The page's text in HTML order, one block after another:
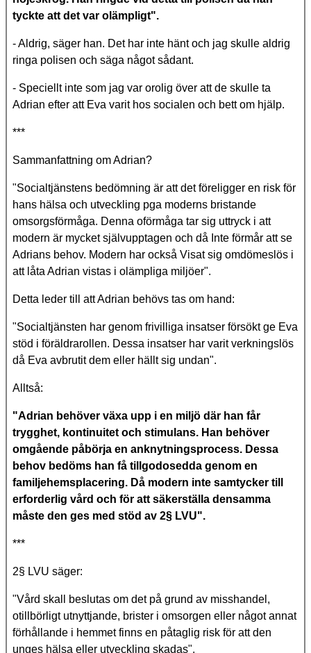
tyckte att det var olämpligt".
- Aldrig, säger han. Det har inte hänt och jag skulle aldrig
ringa polisen och säga något sådant.
- Speciellt inte som jag var orolig över att de skulle ta
Adrian efter att Eva varit hos socialen och bett om hjälp.
***
Sammanfattning om Adrian?
"Socialtjänstens bedömning är att det föreligger en risk för
hans hälsa och utveckling pga moderns bristande
omsorgsförmåga. Denna oförmåga tar sig uttryck i att
modern är mycket självupptagen och då Inte förmår att se
Adrians behov. Modern har också Visat sig omdömeslös i
att låta Adrian vistas i olämpliga miljöer".
Detta leder till att Adrian behövs tas om hand:
"Socialtjänsten har genom frivilliga insatser försökt ge Eva
stöd i föräldrarollen. Dessa insatser har varit verkningslös
då Eva avbrutit dem eller hällt sig undan".
Alltså:
"Adrian behöver växa upp i en miljö där han får
trygghet, kontinuitet och stimulans. Han behöver
omgående påbörja en anknytningsprocess. Dessa
behov bedöms han få tillgodosedda genom en
familjehemsplacering. Då modern inte samtycker till
erforderlig vård och för att säkerställa densamma
måste den ges med stöd av 2§ LVU".
***
2§ LVU säger:
"Vård skall beslutas om det på grund av misshandel,
otillbörligt utnyttjande, brister i omsorgen eller något annat
förhållande i hemmet finns en påtaglig risk för att den
unges hälsa eller utveckling skadas".